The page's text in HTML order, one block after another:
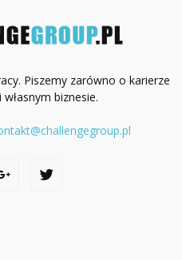
Piszemy zarówno o karierze
biznesie.